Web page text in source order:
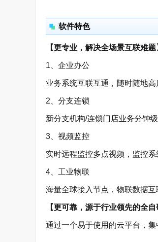
软件特色
【更专业，解决全场景互联难题
1、企业办公
业务系统互联互通，随时随地高
2、分支连锁
新分支机构/连锁门店业务分钟
3、视频监控
实时远程监控多点视频，监控系
4、工业物联
海量全球接入节点，物联数据互
【更可靠，源于行业领先的全
通过一个易于使用的云平台，